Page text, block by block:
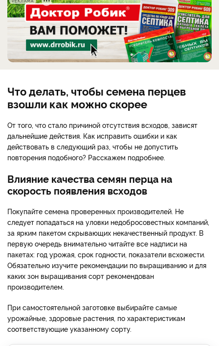
Что делать, чтобы семена перцев
взошли как можно скорее
От того, что стало причиной отсутствия всходов, зависят
дальнейшие действия. Как исправить ошибки и как
действовать в следующий раз, чтобы не допустить
повторения подобного? Расскажем подробнее.
Влияние качества семян перца на
скорость появления всходов
Покупайте семена проверенных производителей. Не
следует попадаться на уловки недобросовестных компаний,
за ярким пакетом скрывающих некачественный продукт. В
первую очередь внимательно читайте все надписи на
пакетах: год урожая, срок годности, показатели всхожести.
Обязательно изучите рекомендации по выращиванию и для
каких зон выращивания сорт рекомендован
производителем.
При самостоятельной заготовке выбирайте самые
урожайные, здоровые растения, по характеристикам
соответствующие указанному сорту.